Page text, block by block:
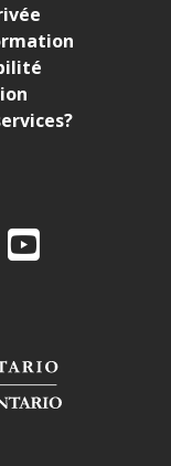
Ontario
YouTube